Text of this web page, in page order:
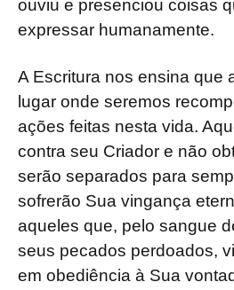
ouviu e presenciou coisas
expressar humanamente.
A Escritura nos ensina que
lugar onde seremos
ações feitas nesta vida.
contra seu Criador e não
serão separados para
sofrerão Sua vingança
aqueles que, pelo sangue
seus pecados perdoados,
em obediência à Sua